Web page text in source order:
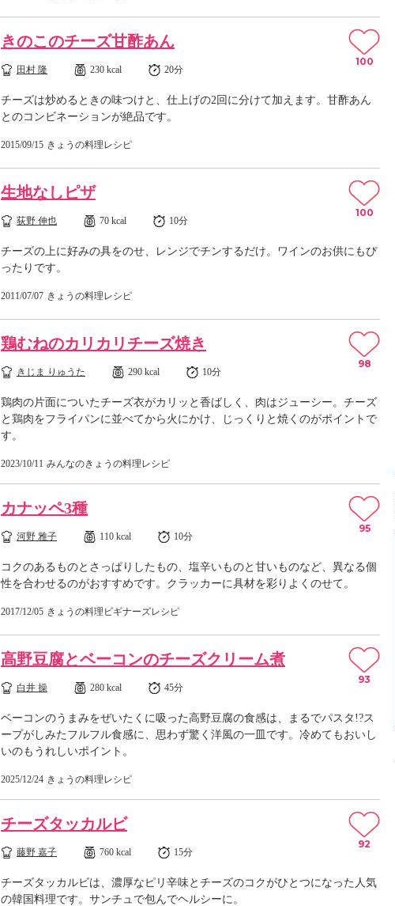
きのこのチーズ甘酢あん
田村 隆 230 kcal 20分
チーズは炒めるときの味つけと、仕上げの2回に分けて加えます。甘酢あん
とのコンビネーションが絶品です。
2015/09/15 きょうの料理レシピ
100
生地なしピザ
荻野 伸也 70 kcal 10分
チーズの上に好みの具をのせ、レンジでチンするだけ。ワインのお供にもぴ
ったりです。
2011/07/07 きょうの料理レシピ
100
鶏むねのカリカリチーズ焼き
きじま りゅうた 290 kcal 10分
鶏肉の片面についたチーズ衣がカリッと香ばしく、肉はジューシー。チーズ
と鶏肉をフライパンに並べてから火にかけ、じっくりと焼くのがポイントで
す。
2023/10/11 みんなのきょうの料理レシピ
98
カナッペ3種
河野 雅子 110 kcal 10分
コクのあるものとさっぱりしたもの、塩辛いものと甘いものなど、異なる個
性を合わせるのがおすすめです。クラッカーに具材を彩りよくのせて。
2017/12/05 きょうの料理ビギナーズレシピ
95
高野豆腐とベーコンのチーズクリーム煮
白井 操 280 kcal 45分
ベーコンのうまみをぜいたくに吸った高野豆腐の食感は、まるでパスタ!?ス
ープがしみたフルフル食感に、思わず驚く洋風の一皿です。冷めてもおいし
いのもうれしいポイント。
2025/12/24 きょうの料理レシピ
93
チーズタッカルビ
藤野 嘉子 760 kcal 15分
チーズタッカルビは、濃厚なピリ辛味とチーズのコクがひとつになった人気
の韓国料理です。サンチュで包んでヘルシーに。
92